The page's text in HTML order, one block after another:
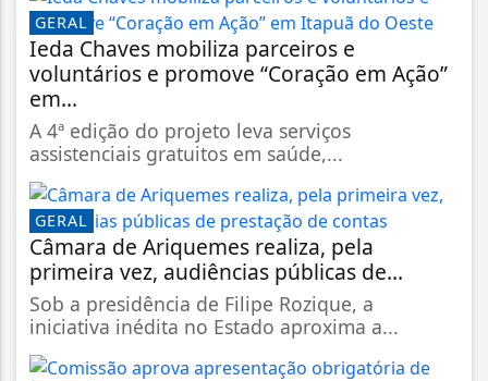
GERAL
Ieda Chaves mobiliza parceiros e
voluntários e promove “Coração em Ação”
em...
A 4ª edição do projeto leva serviços
assistenciais gratuitos em saúde,...
GERAL
Câmara de Ariquemes realiza, pela
primeira vez, audiências públicas de...
Sob a presidência de Filipe Rozique, a
iniciativa inédita no Estado aproxima a...